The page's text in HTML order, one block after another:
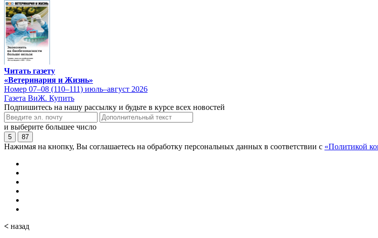
Читать газету
«Ветеринария и Жизнь»
Номер 07–08 (110–111) июль–август 2026
Газета ВиЖ. Купить
Подпишитесь на нашу рассылку и будьте в курсе всех новостей
и выберите большее число
5 87
Нажимая на кнопку, Вы соглашаетесь на обработку персональных данных в соответствии с «Политикой
< назад